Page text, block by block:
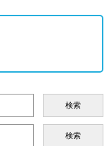
検索
検索